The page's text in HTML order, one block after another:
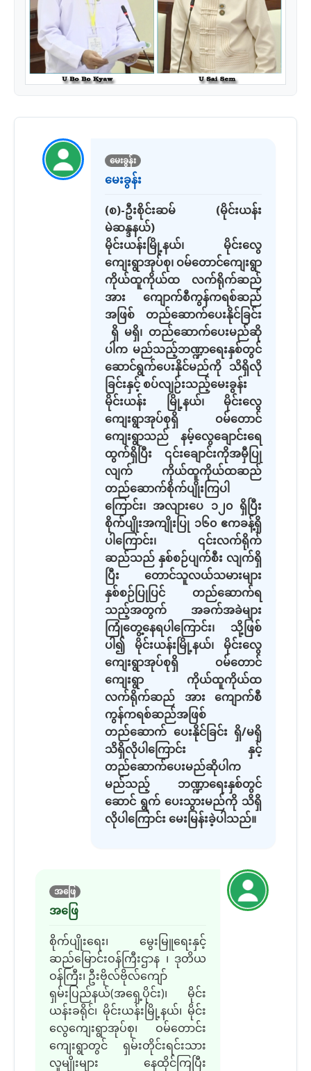
မေးခွန်း
မေးခွန်း
(စ)-ဦးစိုင်းဆမ် (မိုင်းယန်း
မဲဆန္ဒနယ်)
မိုင်းယန်းမြို့နယ်၊ မိုင်းလွေ
ကျေးရွာအုပ်စု၊ ဝမ်တောင်ကျေးရွာ
ကိုယ်ထူကိုယ်ထ လက်ရိုက်ဆည်
အား ကျောက်စီကွန်ကရစ်ဆည်
အဖြစ် တည်ဆောက်ပေးနိုင်ခြင်း
ရှိ မရှိ၊ တည်ဆောက်ပေးမည်ဆို
ပါက မည်သည့်ဘဏ္ဍာရေးနှစ်တွင်
ဆောင်ရွက်ပေးနိုင်မည်ကို သိရှိလို
ခြင်းနှင့် စပ်လျဉ်းသည့်မေးခွန်း
မိုင်းယန်း မြို့နယ်၊ မိုင်းလွေ
ကျေးရွာအုပ်စုရှိ ဝမ်တောင်
ကျေးရွာသည် နမ့်လွေချောင်းရေ
ထွက်ရှိပြီး ၎င်းချောင်းကိုအမှီပြု
လျက် ကိုယ်ထူကိုယ်ထဆည်
တည်ဆောက်စိုက်ပျိုးကြပါ
ကြောင်း၊ အလျားပေ ၁၂၀ ရှိပြီး
စိုက်ပျိုးအကျိုးပြု ၁၆၀ ဧကခန့်ရှိ
ပါကြောင်း၊ ၎င်းလက်ရိုက်
ဆည်သည် နှစ်စဉ်ပျက်စီး လျက်ရှိ
ပြီး တောင်သူလယ်သမားများ
နှစ်စဉ်ပြုပြင် တည်ဆောက်ရ
သည့်အတွက် အခက်အခဲများ
ကြုံတွေ့နေရပါကြောင်း၊ သို့ဖြစ်
ပါ၍ မိုင်းယန်းမြို့နယ်၊ မိုင်းလွေ
ကျေးရွာအုပ်စုရှိ ဝမ်တောင်
ကျေးရွာ ကိုယ်ထူကိုယ်ထ
လက်ရိုက်ဆည် အား ကျောက်စီ
ကွန်ကရစ်ဆည်အဖြစ်
တည်ဆောက် ပေးနိုင်ခြင်း ရှိ/မရှိ
သိရှိလိုပါကြောင်း နှင့်
တည်ဆောက်ပေးမည်ဆိုပါက
မည်သည့် ဘဏ္ဍာရေးနှစ်တွင်
ဆောင် ရွက် ပေးသွားမည်ကို သိရှိ
လိုပါကြောင်း မေးမြန်းခဲ့ပါသည်။
အဖြေ
အဖြေ
စိုက်ပျိုးရေး၊ မွေးမြူရေးနှင့်
ဆည်မြောင်းဝန်ကြီးဌာန ၊ ဒုတိယ
ဝန်ကြီး၊ ဦးဗိုလ်ဗိုလ်ကျော်
ရှမ်းပြည်နယ်(အရှေ့ပိုင်း)၊ မိုင်း
ယန်းခရိုင်၊ မိုင်းယန်းမြို့နယ်၊ မိုင်း
လွေကျေးရွာအုပ်စု၊ ဝမ်တောင်း
ကျေးရွာတွင် ရှမ်းတိုင်းရင်းသား
လူမျိုးများ နေထိုင်ကြပြီး